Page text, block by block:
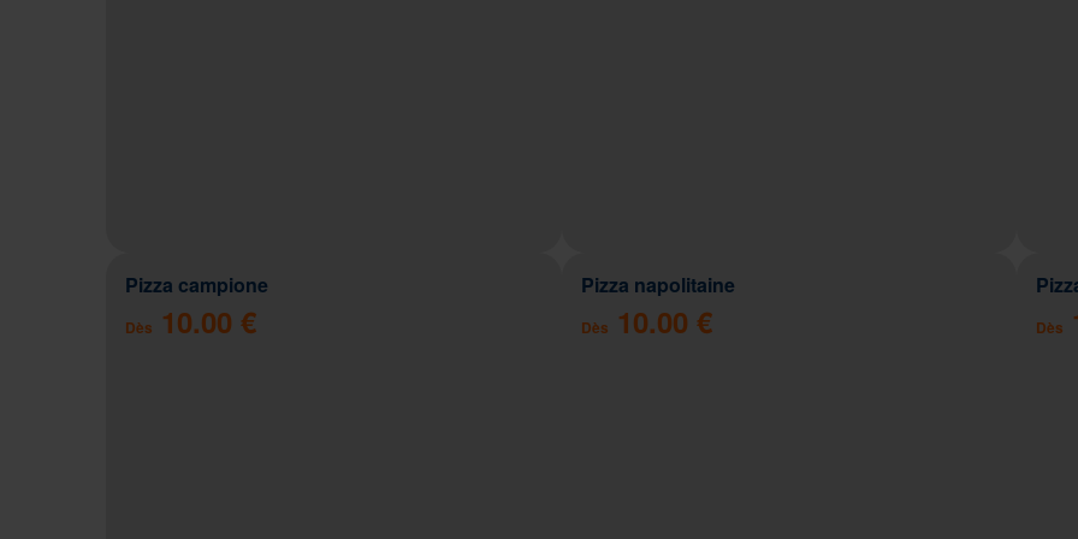
Pizza campione
Dès 10.00 €
Pizza napolitaine
Dès 10.00 € Dès